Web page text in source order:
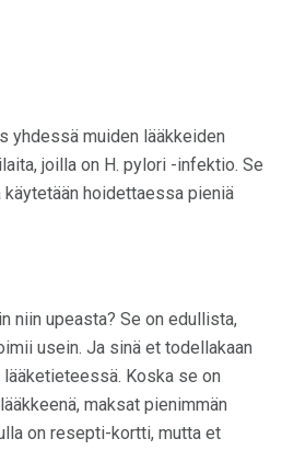
yhdessä muiden lääkkeiden
joilla on H. pylori -infektio. Se
hoidettaessa pieniä
niin upeasta? Se on edullista,
usein. Ja sinä et todellakaan
Koska se on
lääkkeenä, maksat pienimmän
on resepti-kortti, mutta et